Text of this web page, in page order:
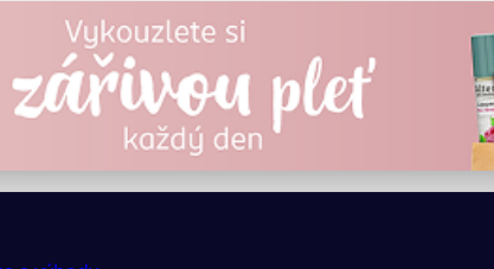
a studium: